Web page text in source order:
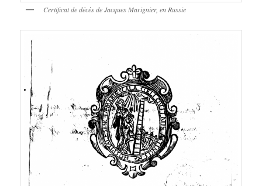
Certificat de décès de Jacques Marignier, en Russie